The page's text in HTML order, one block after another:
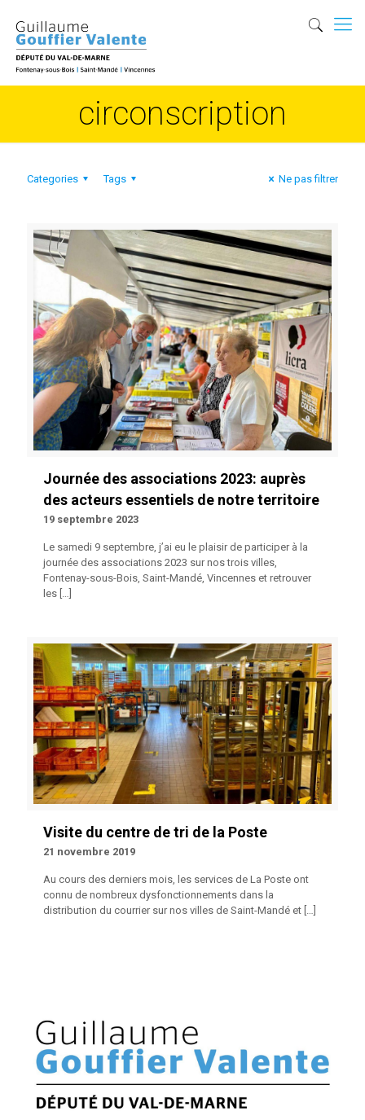
circonscription
Categories Tags Ne pas filtrer
Journée des associations 2023: auprès
des acteurs essentiels de notre territoire
19 septembre 2023
Le samedi 9 septembre, j’ai eu le plaisir de participer à la
journée des associations 2023 sur nos trois villes,
Fontenay-sous-Bois, Saint-Mandé, Vincennes et retrouver
les
Visite du centre de tri de la Poste
21 novembre 2019
Au cours des derniers mois, les services de La Poste ont
connu de nombreux dysfonctionnements dans la
distribution du courrier sur nos villes de Saint-Mandé et […]